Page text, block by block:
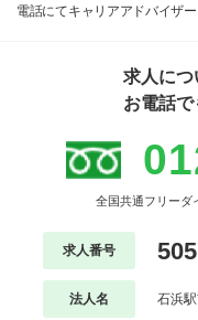
電話にてキャリアアドバイザ
求人につ
お電話
全国共通フリーダ
求人番号
法人名 石浜